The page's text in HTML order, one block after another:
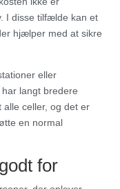
I disse tilfælde kan et
hjælper med at sikre
eller
langt bredere
alle celler, og det er
en normal
for